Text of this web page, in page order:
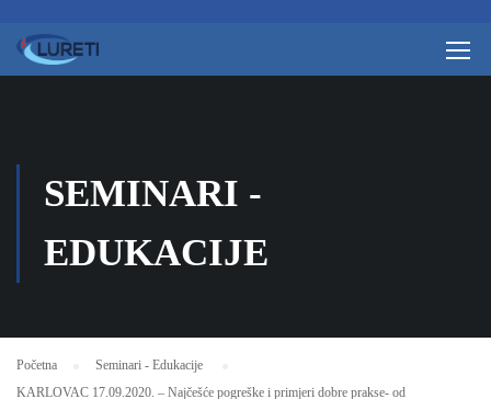
SEMINARI -
EDUKACIJE
Početna
Seminari - Edukacije
KARLOVAC 17.09.2020. – Najčešće pogreške i primjeri dobre prakse- od